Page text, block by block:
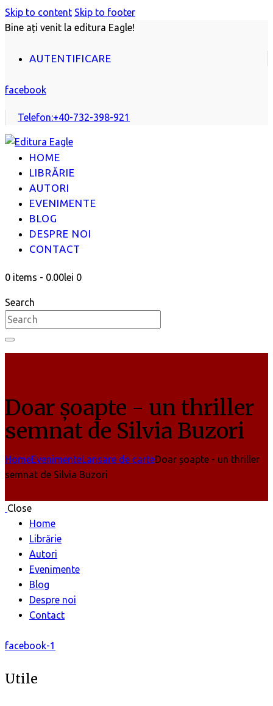
Skip to content Skip to footer
Bine ați venit la editura Eagle!
AUTENTIFICARE
facebook
Telefon:+40-732-398-921
HOME
LIBRĂRIE
AUTORI
EVENIMENTE
BLOG
DESPRE NOI
CONTACT
0 items - 0.00lei 0
Search
Doar șoapte - un thriller
semnat de Silvia Buzori
HomeEvenimenteLansare de carteDoar șoapte - un thriller
semnat de Silvia Buzori
Close
Home
Librărie
Autori
Evenimente
Blog
Despre noi
Contact
facebook-1
Utile